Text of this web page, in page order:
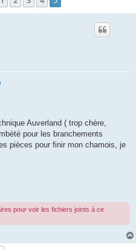
Auverland ( trop chère,
pour les branchements
pièces pour finir mon chamois, je
pour voir les fichiers joints à ce